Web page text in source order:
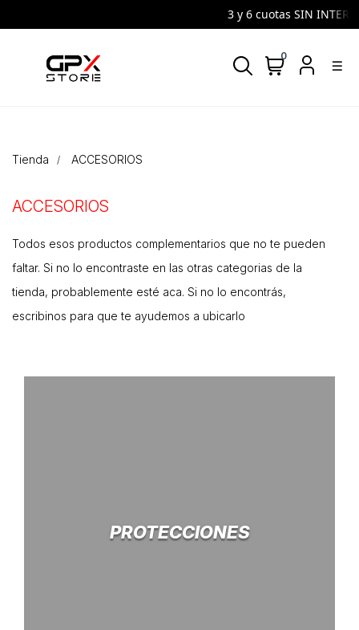
3 y 6 cuotas SIN
density_medium
0
Tienda ACCESORIOS
ACCESORIOS
Todos esos productos complementarios que no te pueden
faltar. Si no lo encontraste en las otras categorias de la
tienda, probablemente esté aca. Si no lo encontrás,
escribinos para que te ayudemos a ubicarlo
PROTECCIONES